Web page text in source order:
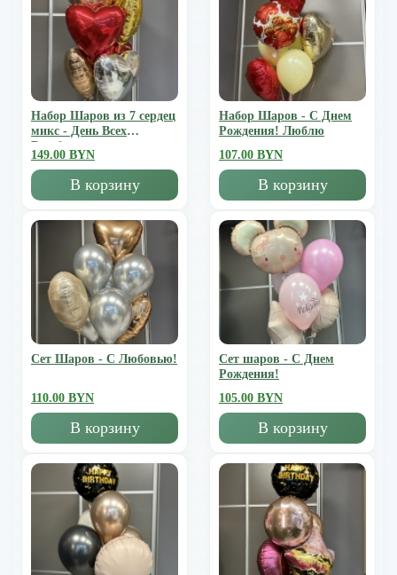
Набор Шаров из 7 сердец
микс - День Всех
Влюбленных
149.00 BYN
В корзину
Набор Шаров - С Днем
Рождения! Люблю
107.00 BYN
В корзину
Сет Шаров - С Любовью!
110.00 BYN
В корзину
Сет шаров - С Днем
Рождения!
105.00 BYN
В корзину